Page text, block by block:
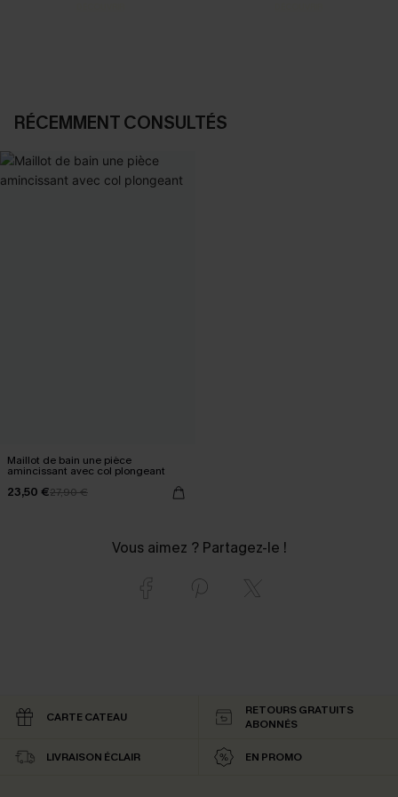
RÉCEMMENT CONSULTÉS
Maillot de bain une pièce
amincissant avec col plongeant
23,50 €27,90 €
Vous aimez ? Partagez-le !
CARTE CATEAU
RETOURS GRATUITS
ABONNÉS
LIVRAISON ÉCLAIR EN PROMO